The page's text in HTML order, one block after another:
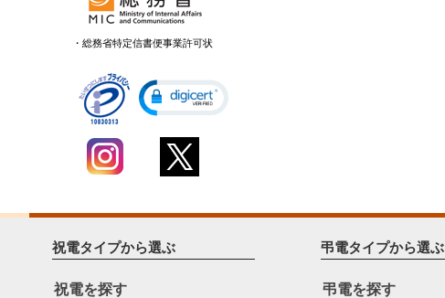
・総務省特定信書便事業許可状
祝電タイプから選ぶ
祝電を探す
弔電タイプから選ぶ
弔電を探す